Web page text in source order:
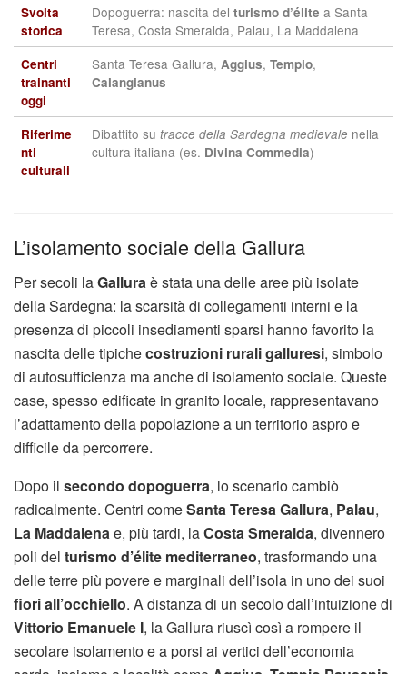
Svolta
storica
Dopoguerra: nascita del turismo d’élite a Santa
Teresa, Costa Smeralda, Palau, La Maddalena
Centri
trainanti
oggi
Santa Teresa Gallura, Aggius, Tempio,
Calangianus
Riferime
nti
culturali
Dibattito su tracce della Sardegna medievale nella
cultura italiana (es. Divina Commedia)
L’isolamento sociale della Gallura
Per secoli laGalluraè stata una delle aree più isolate
della Sardegna: la scarsità di collegamenti interni e la
presenza di piccoli insediamenti sparsi hanno favorito la
nascita delle tipichecostruzioni rurali galluresi, simbolo
di autosufficienza ma anche di isolamento sociale. Queste
case, spesso edificate in granito locale, rappresentavano
l’adattamento della popolazione a un territorio aspro e
difficile da percorrere.
Dopo il secondo dopoguerra, lo scenario cambiò
radicalmente. Centri comeSanta Teresa Gallura, Palau,
La Maddalenae, più tardi, laCosta Smeralda, divennero
poli del turismo d’élite mediterraneo, trasformando una
delle terre più povere e marginali dell’isola in uno dei suoi
fiori all’occhiello. A distanza di un secolo dall’intuizione di
Vittorio Emanuele I, la Gallura riuscì così a rompere il
secolare isolamento e a porsi ai vertici dell’economia